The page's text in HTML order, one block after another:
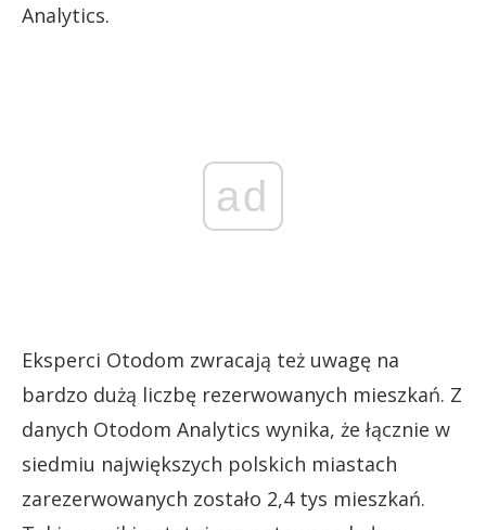
Analytics.
ad
Eksperci Otodom zwracają też uwagę na
bardzo dużą liczbę rezerwowanych mieszkań. Z
danych Otodom Analytics wynika, że łącznie w
siedmiu największych polskich miastach
zarezerwowanych zostało 2,4 tys mieszkań.